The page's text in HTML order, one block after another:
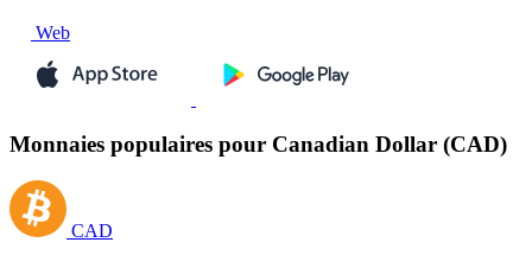
Web
Monnaies populaires pour Canadian Dollar (CAD)
CAD